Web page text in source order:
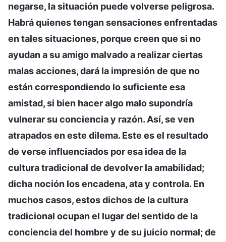
negarse, la situación puede volverse peligrosa.
Habrá quienes tengan sensaciones enfrentadas
en tales situaciones, porque creen que si no
ayudan a su amigo malvado a realizar ciertas
malas acciones, dará la impresión de que no
están correspondiendo lo suficiente esa
amistad, si bien hacer algo malo supondría
vulnerar su conciencia y razón. Así, se ven
atrapados en este dilema. Este es el resultado
de verse influenciados por esa idea de la
cultura tradicional de devolver la amabilidad;
dicha noción los encadena, ata y controla. En
muchos casos, estos dichos de la cultura
tradicional ocupan el lugar del sentido de la
conciencia del hombre y de su juicio normal; de